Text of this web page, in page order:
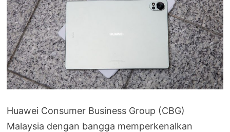
Huawei Consumer Business Group (CBG)
Malaysia dengan bangga memperkenalkan